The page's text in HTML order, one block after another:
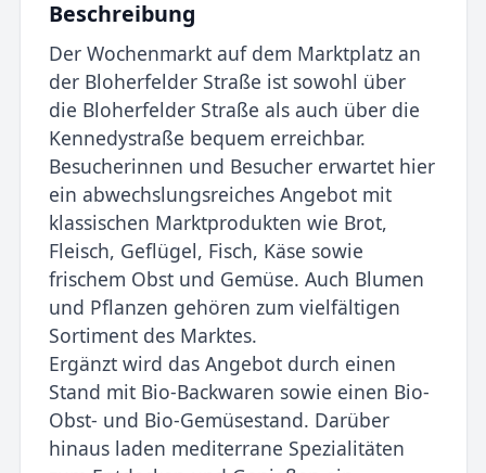
Beschreibung
Der Wochenmarkt auf dem Marktplatz an
der Bloherfelder Straße ist sowohl über
die Bloherfelder Straße als auch über die
Kennedystraße bequem erreichbar.
Besucherinnen und Besucher erwartet hier
ein abwechslungsreiches Angebot mit
klassischen Marktprodukten wie Brot,
Fleisch, Geflügel, Fisch, Käse sowie
frischem Obst und Gemüse. Auch Blumen
und Pflanzen gehören zum vielfältigen
Sortiment des Marktes.
Ergänzt wird das Angebot durch einen
Stand mit Bio-Backwaren sowie einen Bio-
Obst- und Bio-Gemüsestand. Darüber
hinaus laden mediterrane Spezialitäten